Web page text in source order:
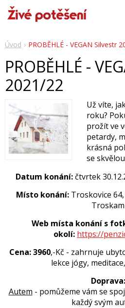
Úvod PROBĚHLÉ - VEGAN Silvestr
PROBĚHLÉ -
2021/22
Už víte,
roku?
prožít ve
petardy,
krásná
se
Datum konání:čtvrtek
Místo konání: Troskovice
Web místa konání s
okolí: https://
Cena: 3960,-Kč - zahrnuje
lekce jógy,
Doprava:
Autem - pomůžeme vám se
každý svým